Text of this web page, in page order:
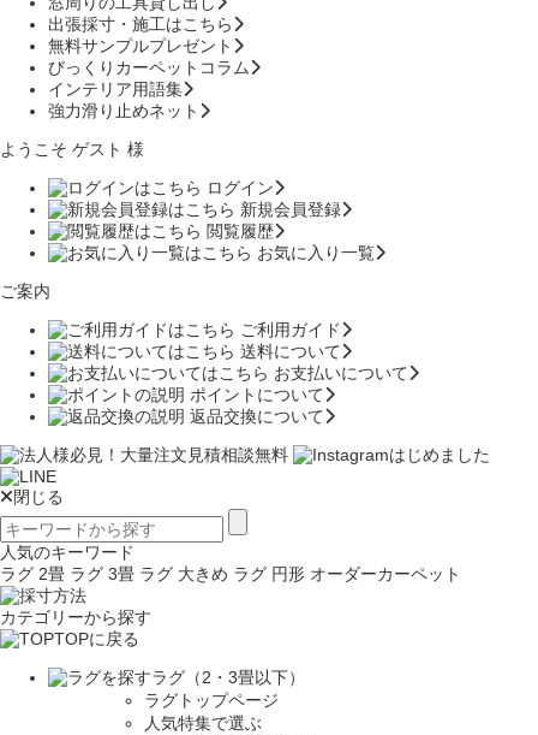
出張採寸・施工はこちら
無料サンプルプレゼント
びっくりカーペットコラム
インテリア用語集
強力滑り止めネット
ようこそ ゲスト 様
ログイン
新規会員登録
閲覧履歴
お気に入り一覧
ご案内
ご利用ガイド
送料について
お支払いについて
ポイントについて
返品交換について
閉じる
人気のキーワード
ラグ 2畳 ラグ 3畳 ラグ 大きめ ラグ 円形 オーダーカーペット
カテゴリーから探す
TOPに戻る
ラグ（2・3畳以下）
ラグトップページ
人気特集で選ぶ